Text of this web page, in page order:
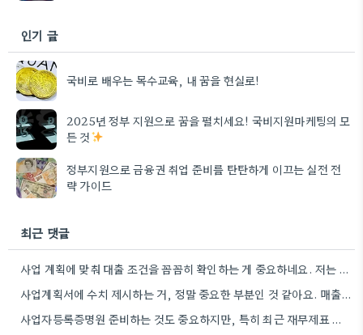
인기 글
국비로 배우는 목수교육, 내 꿈을 현실로!
2025년 정부 지원으로 꿈을 펼치세요! 국비지원마케팅의 모
든 것
정부지원으로 금융권 취업 준비를 탄탄하게 이끄는 실전 전
략 가이드
최근 댓글
사업 계획에 맞춰 대출 조건을 꼼꼼히 확인하는 게 중요하네요. 저는 사업 확장 시 금리 변화를…
사업계획서에 수치 제시하는 거, 정말 중요한 부분인 것 같아요. 매출 성장률이나 고용 목표를 구체적으로 적으면…
사업자등록증명원 준비하는 것도 중요하지만, 특히 최근 재무제표 유효기간 꼭 확인해야 해요. 제가 최근 사업 계획서…